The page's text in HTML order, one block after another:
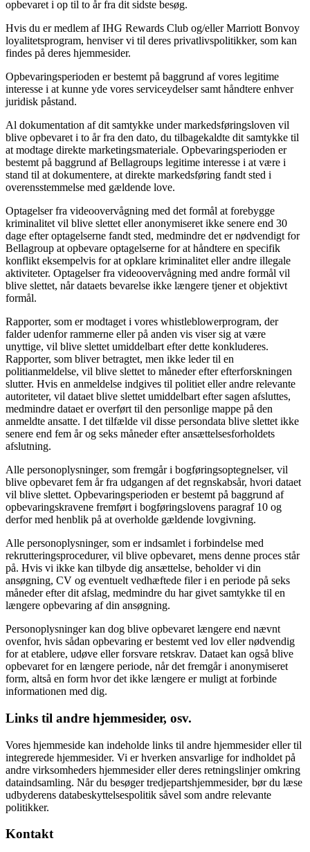
opbevaret i op til to år fra dit sidste besøg.
Hvis du er medlem af IHG Rewards Club og/eller Marriott Bonvoy
loyalitetsprogram, henviser vi til deres privatlivspolitikker, som kan
findes på deres hjemmesider.
Opbevaringsperioden er bestemt på baggrund af vores legitime
interesse i at kunne yde vores serviceydelser samt håndtere enhver
juridisk påstand.
Al dokumentation af dit samtykke under markedsføringsloven vil
blive opbevaret i to år fra den dato, du tilbagekaldte dit samtykke til
at modtage direkte marketingsmateriale. Opbevaringsperioden er
bestemt på baggrund af Bellagroups legitime interesse i at være i
stand til at dokumentere, at direkte markedsføring fandt sted i
overensstemmelse med gældende love.
Optagelser fra videoovervågning med det formål at forebygge
kriminalitet vil blive slettet eller anonymiseret ikke senere end 30
dage efter optagelserne fandt sted, medmindre det er nødvendigt for
Bellagroup at opbevare optagelserne for at håndtere en specifik
konflikt eksempelvis for at opklare kriminalitet eller andre illegale
aktiviteter. Optagelser fra videoovervågning med andre formål vil
blive slettet, når dataets bevarelse ikke længere tjener et objektivt
formål.
Rapporter, som er modtaget i vores whistleblowerprogram, der
falder udenfor rammerne eller på anden vis viser sig at være
unyttige, vil blive slettet umiddelbart efter dette konkluderes.
Rapporter, som bliver betragtet, men ikke leder til en
politianmeldelse, vil blive slettet to måneder efter efterforskningen
slutter. Hvis en anmeldelse indgives til politiet eller andre relevante
autoriteter, vil dataet blive slettet umiddelbart efter sagen afsluttes,
medmindre dataet er overført til den personlige mappe på den
anmeldte ansatte. I det tilfælde vil disse persondata blive slettet ikke
senere end fem år og seks måneder efter ansættelsesforholdets
afslutning.
Alle personoplysninger, som fremgår i bogføringsoptegnelser, vil
blive opbevaret fem år fra udgangen af det regnskabsår, hvori dataet
vil blive slettet. Opbevaringsperioden er bestemt på baggrund af
opbevaringskravene fremført i bogføringslovens paragraf 10 og
derfor med henblik på at overholde gældende lovgivning.
Alle personoplysninger, som er indsamlet i forbindelse med
rekrutteringsprocedurer, vil blive opbevaret, mens denne proces står
på. Hvis vi ikke kan tilbyde dig ansættelse, beholder vi din
ansøgning, CV og eventuelt vedhæftede filer i en periode på seks
måneder efter dit afslag, medmindre du har givet samtykke til en
længere opbevaring af din ansøgning.
Personoplysninger kan dog blive opbevaret længere end nævnt
ovenfor, hvis sådan opbevaring er bestemt ved lov eller nødvendig
for at etablere, udøve eller forsvare retskrav. Dataet kan også blive
opbevaret for en længere periode, når det fremgår i anonymiseret
form, altså en form hvor det ikke længere er muligt at forbinde
informationen med dig.
Links til andre hjemmesider, osv.
Vores hjemmeside kan indeholde links til andre hjemmesider eller til
integrerede hjemmesider. Vi er hverken ansvarlige for indholdet på
andre virksomheders hjemmesider eller deres retningslinjer omkring
dataindsamling. Når du besøger tredjepartshjemmesider, bør du læse
udbyderens databeskyttelsespolitik såvel som andre relevante
politikker.
Kontakt